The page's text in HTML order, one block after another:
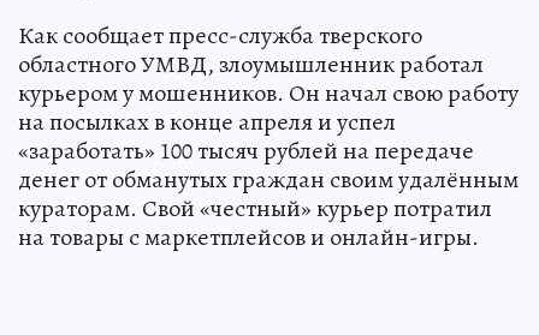
Как сообщает пресс-служба тверского
областного УМВД, злоумышленник работал
курьером у мошенников. Он начал свою работу
на посылках в конце апреля и успел
«заработать» 100 тысяч рублей на передаче
денег от обманутых граждан своим удалённым
кураторам. Свой «честный» курьер потратил
на товары с маркетплейсов и онлайн-игры.